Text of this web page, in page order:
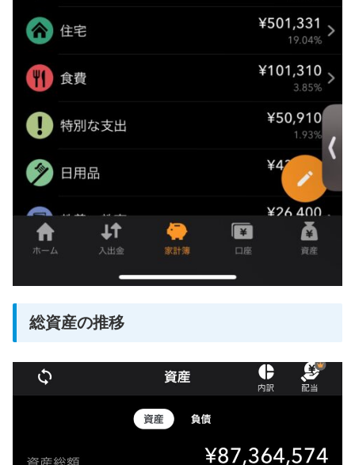
総資産の推移